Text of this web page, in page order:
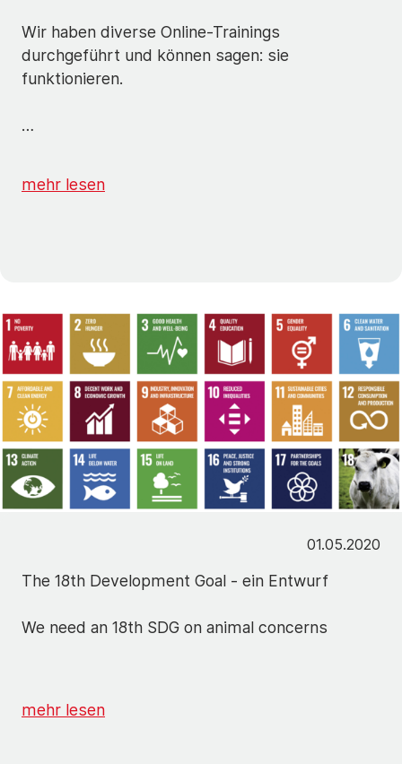
Wir haben diverse Online-Trainings
durchgeführt und können sagen: sie
funktionieren.
…
mehr lesen
01.05.2020
The 18th Development Goal - ein Entwurf
We need an 18th SDG on animal concerns
mehr lesen